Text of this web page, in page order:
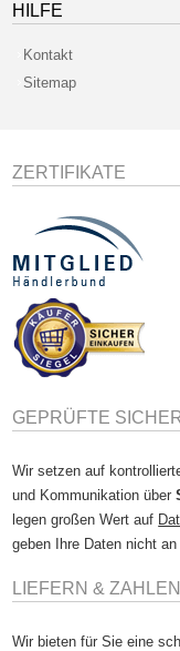
HILFE
Kontakt
Sitemap
ZERTIFIKATE
GEPRÜFTE
Wir setzen auf
und Kommunikation über
legen großen Wert auf
geben Ihre Daten nicht
LIEFERN & ZAHLEN
Wir bieten für Sie eine